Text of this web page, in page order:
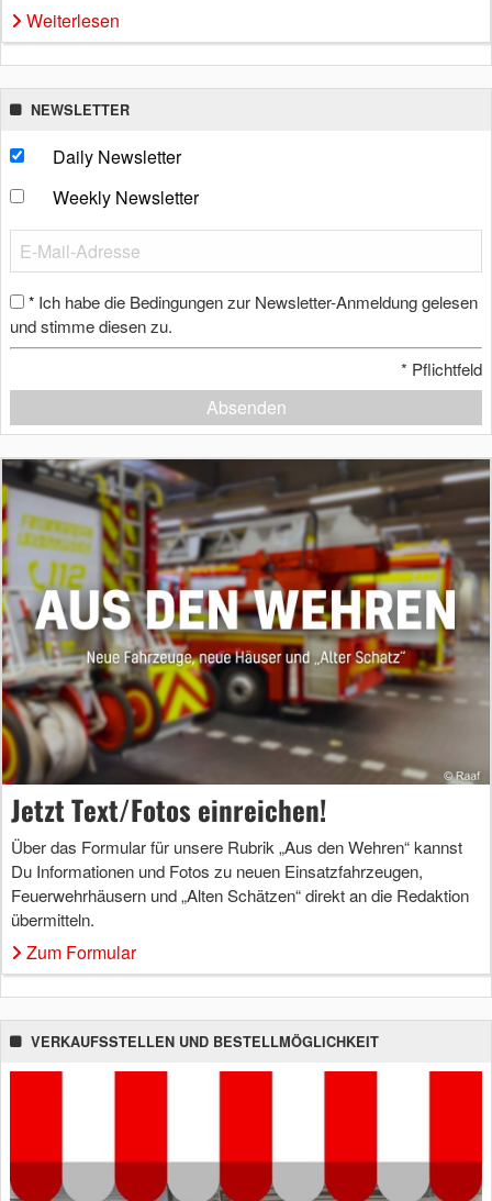
Weiterlesen
NEWSLETTER
Daily Newsletter
Weekly Newsletter
* Ich habe die Bedingungen zur Newsletter-Anmeldung gelesen
und stimme diesen zu.
* Pflichtfeld
Absenden
Jetzt Text/Fotos einreichen!
Über das Formular für unsere Rubrik „Aus den Wehren“ kannst
Du Informationen und Fotos zu neuen Einsatzfahrzeugen,
Feuerwehrhäusern und „Alten Schätzen“ direkt an die Redaktion
übermitteln.
Zum Formular
VERKAUFSSTELLEN UND BESTELLMÖGLICHKEIT